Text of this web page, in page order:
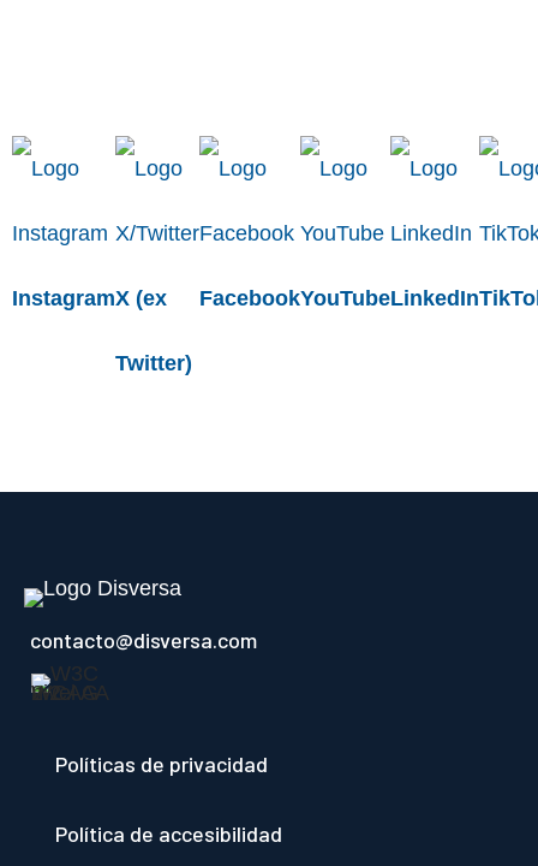
InstagramX (ex
Twitter)
FacebookYouTubeLinkedIn
contacto@disversa.com
Políticas de privacidad
Política de accesibilidad